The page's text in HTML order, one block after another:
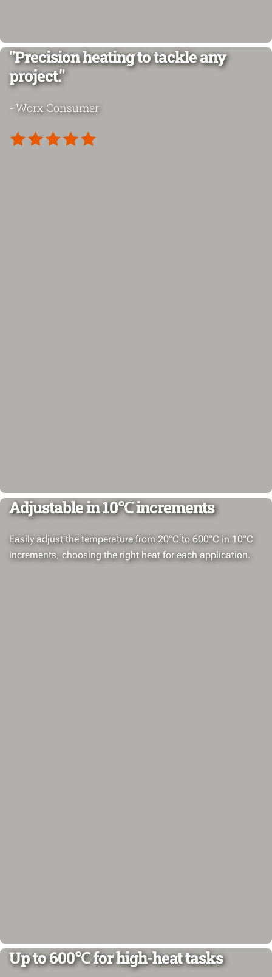
"Precision heating to tackle any
project."
- Worx Consumer
Adjustable in 10℃ increments
Easily adjust the temperature from 20°C to 600°C in 10°C
increments, choosing the right heat for each application.
Up to 600℃ for high-heat tasks